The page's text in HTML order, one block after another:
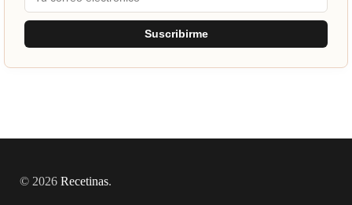
Suscribirme
© 2026 Recetinas.